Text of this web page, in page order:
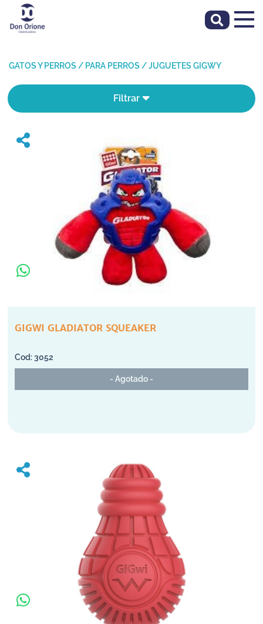
GATOS Y PERROS / PARA PERROS /JUGUETES GIGWY
Filtrar
GIGWI GLADIATOR SQUEAKER
3052
- Agotado -